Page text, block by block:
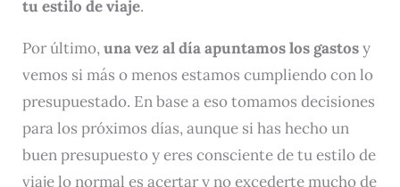
tu estilo de viaje.
Por último,una vez al día apuntamos los gastosy
vemos si más o menos estamos cumpliendo con lo
presupuestado. En base a eso tomamos decisiones
para los próximos días, aunque si has hecho un
buen presupuesto y eres consciente de tu estilo de
viaje lo normal es acertar y no excederte mucho de